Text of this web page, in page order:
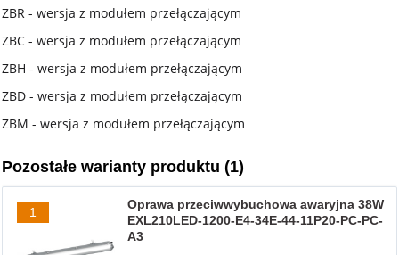
ZBR - wersja z modułem przełączającym
ZBC - wersja z modułem przełączającym
ZBH - wersja z modułem przełączającym
ZBD - wersja z modułem przełączającym
ZBM - wersja z modułem przełączającym
Pozostałe warianty produktu (1)
1
Oprawa przeciwwybuchowa awaryjna 38W
EXL210LED-1200-E4-34E-44-11P20-PC-PC-
A3